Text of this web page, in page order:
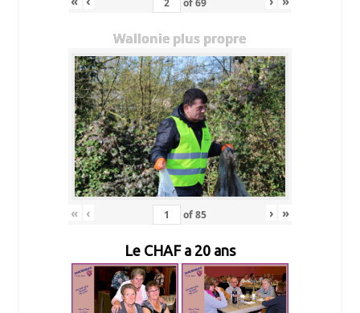
Wallonie plus propre
« ‹ of85 › »
Le CHAF a 20 ans